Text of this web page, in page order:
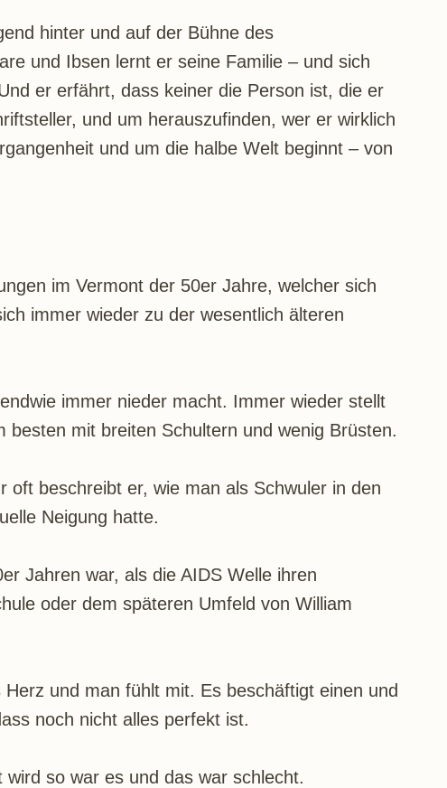
hinter und auf der Bühne des
und Ibsen lernt er seine Familie – und sich
er erfährt, dass keiner die Person ist, die er
und um herauszufinden, wer er wirklich
und um die halbe Welt beginnt – von
im Vermont der 50er Jahre, welcher sich
immer wieder zu der wesentlich älteren
immer nieder macht. Immer wieder stellt
mit breiten Schultern und wenig Brüsten.
beschreibt er, wie man als Schwuler in den
Neigung hatte.
Jahren war, als die AIDS Welle ihren
oder dem späteren Umfeld von William
und man fühlt mit. Es beschäftigt einen und
noch nicht alles perfekt ist.
so war es und das war schlecht.